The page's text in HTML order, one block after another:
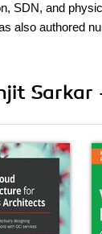
SDN, and
also authored
Sarkar